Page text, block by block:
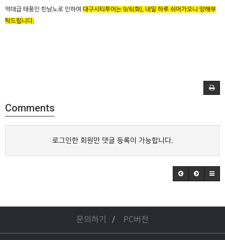
역대급 태풍인 힌남노로 인하여 대구시티투어는 9/6(화), 내일 하루 쉬어가오니 양해부
탁드립니다.
Comments
로그인한 회원만 댓글 등록이 가능합니다.
문의하기 PC버전